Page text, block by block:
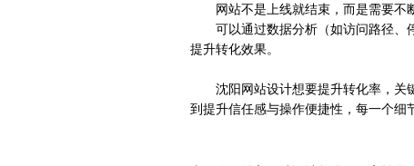
网站不是上线就结束，而是需要不
可以通过数据分析（如访问路径、
提升转化效果。
沈阳网站设计想要提升转化率，关
到提升信任感与操作便捷性，每一个细